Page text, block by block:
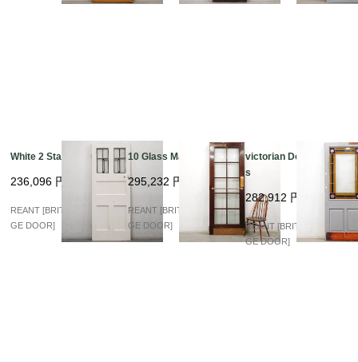
White 2 Stained
236,096 円
REANT [BRITISH VINTA
GE DOOR]
10 Glass Mahogany
295,232 円
REANT [BRITISH VINTA
GE DOOR]
victorian Double Glas
s
282,912 円
REANT [BRITISH VINTA
GE DOOR]